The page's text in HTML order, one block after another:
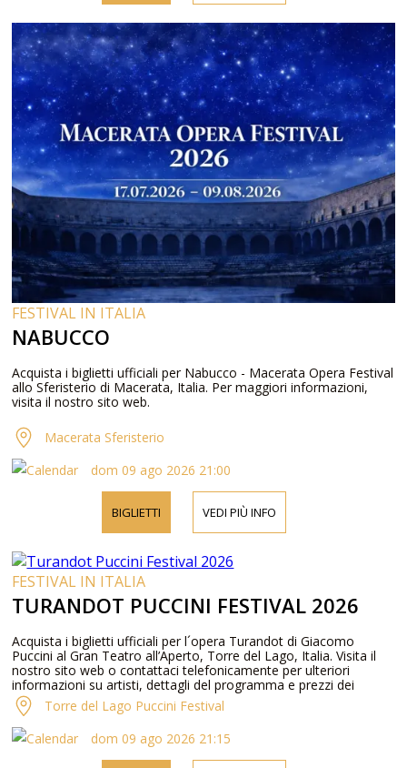
FESTIVAL IN ITALIA
NABUCCO
Acquista i biglietti ufficiali per Nabucco - Macerata Opera Festival
allo Sferisterio di Macerata, Italia. Per maggiori informazioni,
visita il nostro sito web.
Macerata Sferisterio
dom 09 ago 2026 21:00
BIGLIETTI VEDI PIÙ INFO
FESTIVAL IN ITALIA
TURANDOT PUCCINI FESTIVAL 2026
Acquista i biglietti ufficiali per l´opera Turandot di Giacomo
Puccini al Gran Teatro all’Aperto, Torre del Lago, Italia. Visita il
nostro sito web o contattaci telefonicamente per ulteriori
informazioni su artisti, dettagli del programma e prezzi dei
biglietti.Torre del Lago Puccini Festival
dom 09 ago 2026 21:15